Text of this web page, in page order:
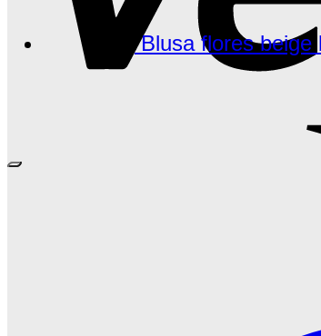
Blusa flores beige